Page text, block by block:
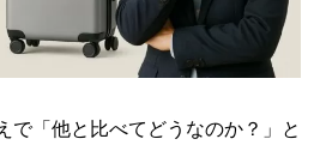
で「他と比べてどうなのか？」と